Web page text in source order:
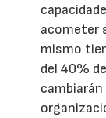
acometer
mismo
del 40%